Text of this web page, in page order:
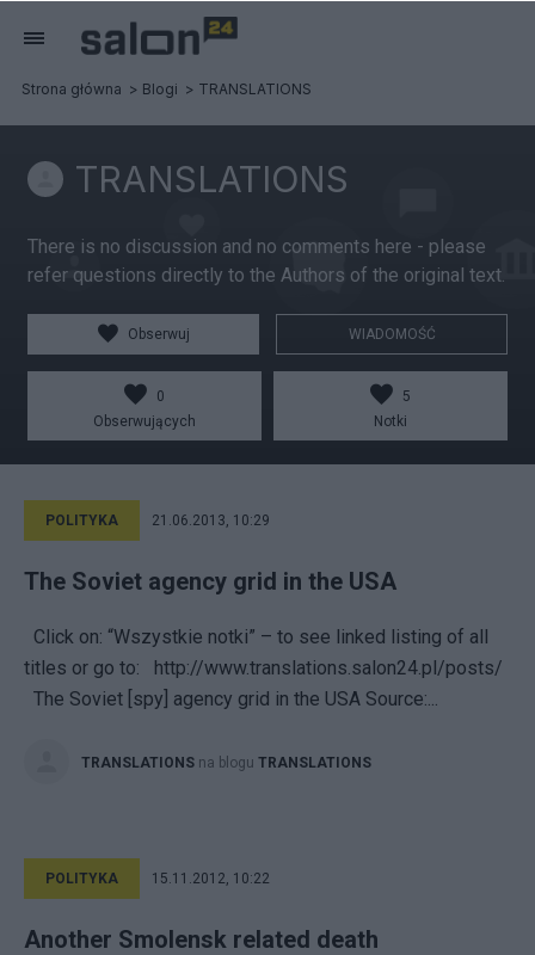
Strona główna Blogi TRANSLATIONS
TRANSLATIONS
There is no discussion and no comments here - please
refer questions directly to the Authors of the original text.
Obserwuj WIADOMOŚĆ
0
Obserwujących
5
Notki
POLITYKA 21.06.2013, 10:29
The Soviet agency grid in the USA
Click on: “Wszystkie notki” – to see linked listing of all
titles or go to: http://www.translations.salon24.pl/posts/
The Soviet [spy] agency grid in the USA Source:...
TRANSLATIONS na blogu TRANSLATIONS
POLITYKA 15.11.2012, 10:22
Another Smolensk related death